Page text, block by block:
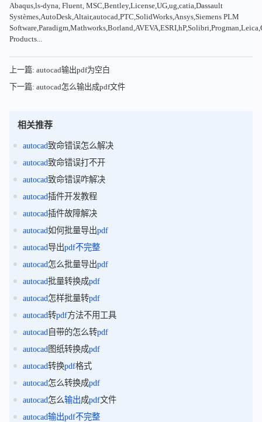
Abaqus,ls-dyna, Fluent, MSC,Bentley,License,UG,ug,catia,Dassault
Systèmes,AutoDesk,Altair,autocad,PTC,SolidWorks,Ansys,Siemens PLM
Products...
上一篇: autocad输出pdf为空白
下一篇: autocad怎么输出成pdf文件
相关推荐
autocad致命错误怎么解决
autocad致命错误打不开
autocad致命错误咋解决
autocad插件开发教程
autocad插件故障解决
autocad如何批量导出pdf
autocad导出pdf不完整
autocad怎么批量导出pdf
autocad批量转换成pdf
autocad怎样批量转pdf
autocad转pdf方法不用工具
autocad自带的怎么转pdf
autocad图纸转换成pdf
autocad转换pdf格式
autocad怎么转换成pdf
autocad怎么输出成pdf文件
autocad输出pdf不完整